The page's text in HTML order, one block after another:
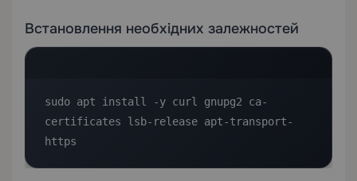
Встановлення необхідних залежностей
sudo apt install -y curl gnupg2 ca-
certificates lsb-release apt-transport-
https